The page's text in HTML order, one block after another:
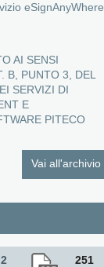
eSignAnyWhere
AI SENSI
B, PUNTO 3, DEL
SERVIZI DI
E
PITECO
Vai all'archivio
251